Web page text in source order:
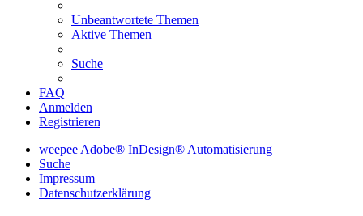
Unbeantwortete Themen
Aktive Themen
Suche
FAQ
Anmelden
Registrieren
weepeeAdobe® InDesign® Automatisierung
Suche
Impressum
Datenschutzerklärung